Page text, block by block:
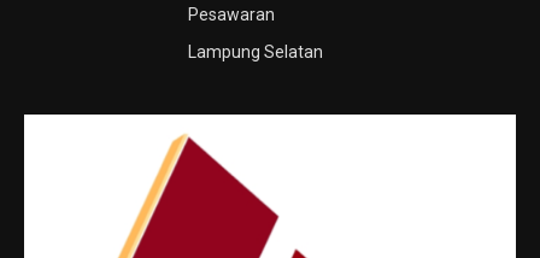
Pesawaran
Lampung Selatan